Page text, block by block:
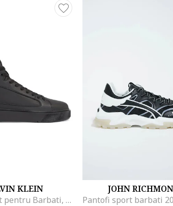
KLEIN
Pantofi sport pentru Barbati, high top lace up inv stitch, HM0HM01164-0GJ, 41 EU, Negru
JOHN